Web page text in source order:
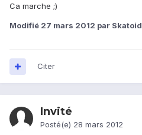
Ca marche ;)
Modifié 27 mars 2012 par Skatoid
Citer
Invité
Posté(e) 28 mars 2012